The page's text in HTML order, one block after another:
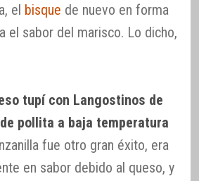
el bisque de nuevo en forma
el sabor del marisco. Lo dicho,
tupí con Langostinos de
pollita a baja temperatura
fue otro gran éxito, era
en sabor debido al queso, y